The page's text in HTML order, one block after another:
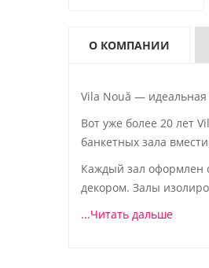
О КОМПАНИИ
Vila Nouă —
Вот уже более 20 лет
банкетных зала
Каждый зал оформлен
декором. Залы
...Читать дальше